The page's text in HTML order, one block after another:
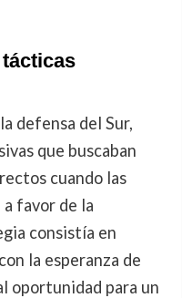
defensa del Sur,
que buscaban
cuando las
favor de la
consistía en
la esperanza de
oportunidad para un